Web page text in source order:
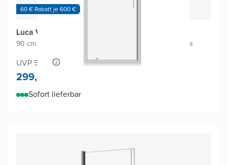
60 € Rabatt je 600 €
Luca Varess Vidor Dusche Drehtür
90 cm x 190 cm Klarglas
UVP 558,-
299,-
Sofort lieferbar